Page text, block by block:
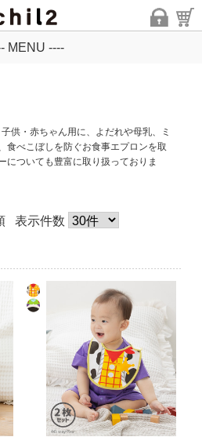
MENU ----
供・赤ちゃん用に、よだれや母乳、ミ
食べこぼしを防ぐお食事エプロンを取
についても豊富に取り扱っておりま
表示件数